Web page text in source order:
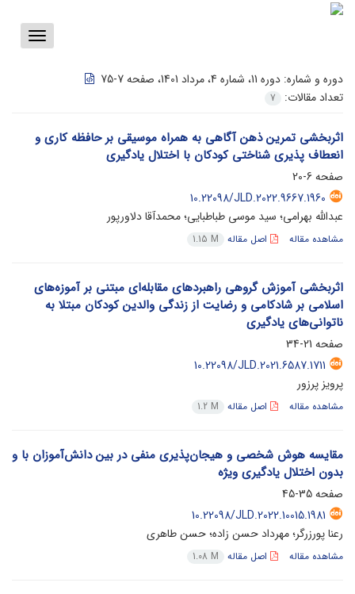
Toggle
دوره و شماره: دوره 11، شماره 4، مرداد 1401، صفحه 7-75
تعداد مقالات:
7
اثربخشی تمرین ذهن آگاهی به همراه موسیقی بر حافظه کاری و
انعطاف پذیری شناختی کودکان با اختلال یادگیری
صفحه 6-20
10.22098/JLD.2022.9667.1960
عبدالله بهرامی؛ سید موسی طباطبایی؛ محمدآقا دلاورپور
مشاهده مقاله اصل مقاله 1.15 M
اثربخشی آموزش گروهی راهبردهای مقابله‌ای مبتنی بر آموزه‌های
اسلامی بر شادکامی و رضایت از زندگی والدین کودکان مبتلا به
ناتوانی‌های یادگیری
صفحه 21-34
10.22098/JLD.2021.6587.1711
پرویز پرزور
مشاهده مقاله اصل مقاله 1.2 M
مقایسه هوش شخصی و هیجان‌پذیری منفی در بین دانش‌آموزان با و
بدون اختلال یادگیری ویژه
صفحه35-45
10.22098/JLD.2022.10015.1981
رعنا پورزرگر؛ مهرداد حسن زاده؛ حسن طاهری
مشاهده مقاله اصل مقاله 1.08 M